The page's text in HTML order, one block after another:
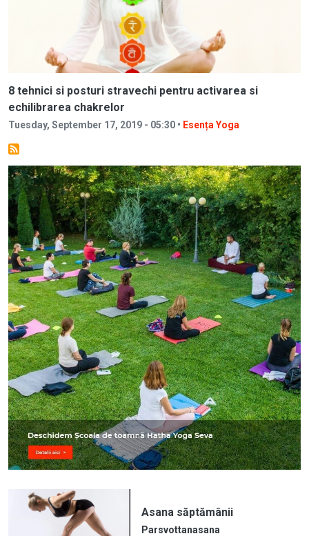
8 tehnici si posturi stravechi pentru activarea si
echilibrarea chakrelor
Tuesday, September 17, 2019 - 05:30 • Esența Yoga
Image
Asana săptămânii
Parsvottanasana